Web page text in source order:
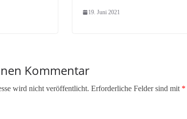
19. Juni 2021
Kommentar
wird nicht veröffentlicht. Erforderliche Felder sind mit *